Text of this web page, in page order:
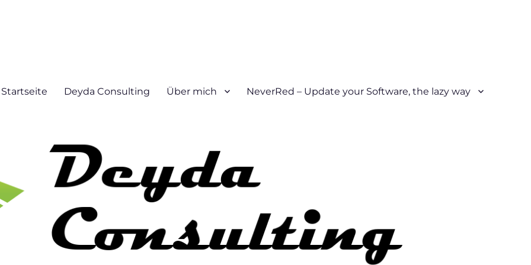
Startseite Deyda Consulting Über mich NeverRed – Update your Software, the lazy way